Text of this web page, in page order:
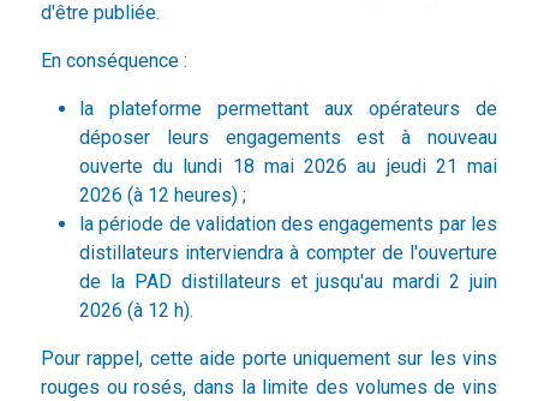
d'être publiée.
En conséquence :
la plateforme permettant aux opérateurs de
déposer leurs engagements est à nouveau
ouverte du lundi 18 mai 2026 au jeudi 21 mai
2026 (à 12 heures) ;
la période de validation des engagements par les
distillateurs interviendra à compter de l'ouverture
de la PAD distillateurs et jusqu'au mardi 2 juin
2026 (à 12 h).
Pour rappel, cette aide porte uniquement sur les vins
rouges ou rosés, dans la limite des volumes de vins